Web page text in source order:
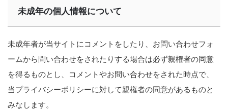
未成年の個人情報について
未成年者が当サイトにコメントをしたり、お問い合わせフォ
ームから問い合わせをされたりする場合は必ず親権者の同意
を得るものとし、コメントやお問い合わせをされた時点で、
当プライバシーポリシーに対して親権者の同意があるものと
みなします。